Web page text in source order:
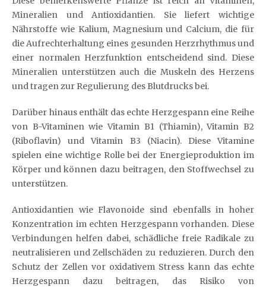
Mineralien und Antioxidantien. Sie liefert wichtige
Nährstoffe wie Kalium, Magnesium und Calcium, die für
die Aufrechterhaltung eines gesunden Herzrhythmus und
einer normalen Herzfunktion entscheidend sind. Diese
Mineralien unterstützen auch die Muskeln des Herzens
und tragen zur Regulierung des Blutdrucks bei.
Darüber hinaus enthält das echte Herzgespann eine Reihe
von B-Vitaminen wie Vitamin B1 (Thiamin), Vitamin B2
(Riboflavin) und Vitamin B3 (Niacin). Diese Vitamine
spielen eine wichtige Rolle bei der Energieproduktion im
Körper und können dazu beitragen, den Stoffwechsel zu
unterstützen.
Antioxidantien wie Flavonoide sind ebenfalls in hoher
Konzentration im echten Herzgespann vorhanden. Diese
Verbindungen helfen dabei, schädliche freie Radikale zu
neutralisieren und Zellschäden zu reduzieren. Durch den
Schutz der Zellen vor oxidativem Stress kann das echte
Herzgespann dazu beitragen, das Risiko von